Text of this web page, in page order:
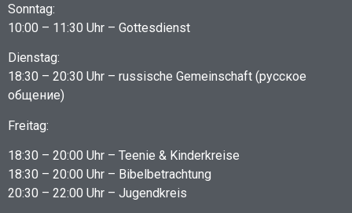
Sonntag:
10:00 – 11:30 Uhr – Gottesdienst
Dienstag:
18:30 – 20:30 Uhr – russische Gemeinschaft (русское
общение)
Freitag:
18:30 – 20:00 Uhr – Teenie & Kinderkreise
18:30 – 20:00 Uhr – Bibelbetrachtung
20:30 – 22:00 Uhr – Jugendkreis